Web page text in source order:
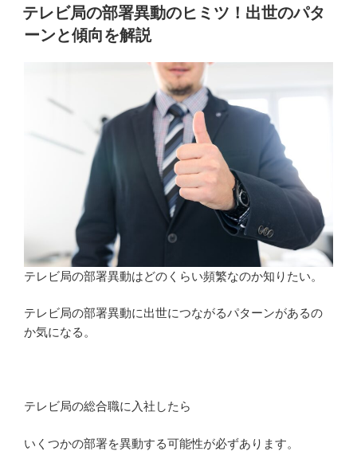
AD
ど
に
い
て
稿
日:
テレビ局の部署異動のヒミツ！出世のパタ
ーンと傾向を解説
テレビ局の部署異動はどのくらい頻繁なのか知りたい。
テレビ局の部署異動に出世につながるパターンがあるの
か気になる。
テレビ局の総合職に入社したら
いくつかの部署を異動する可能性が必ずあります。